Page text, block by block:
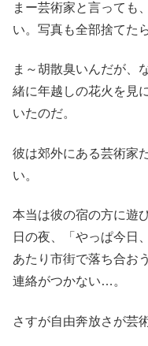
まー芸術家と言っても
い。写真も全部捨てた
ま～胡散臭いんだが、
緒に年越しの花火を見
いたのだ。
彼は郊外にある芸術家
い。
本当は彼の宿の方に遊
日の夜、「やっぱ今日
あたり市街で落ち合お
連絡がつかない…。
さすが自由奔放さが芸